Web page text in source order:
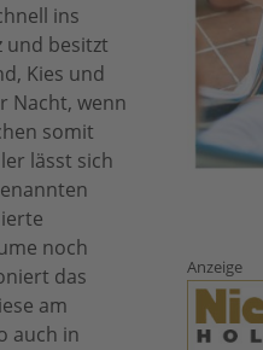
ins
und besitzt
Kies und
Nacht, wenn
somit
lässt sich
noch
das
am
auch in
Anzeige